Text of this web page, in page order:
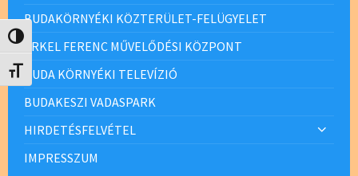
Nagy kontraszt váltása
Betűméret váltása
BUDAKÖRNYÉKI KÖZTERÜLET-FELÜGYELET
ERKEL FERENC MŰVELŐDÉSI KÖZPONT
BUDA KÖRNYÉKI TELEVÍZIÓ
BUDAKESZI VADASPARK
HIRDETÉSFELVÉTEL
IMPRESSZUM